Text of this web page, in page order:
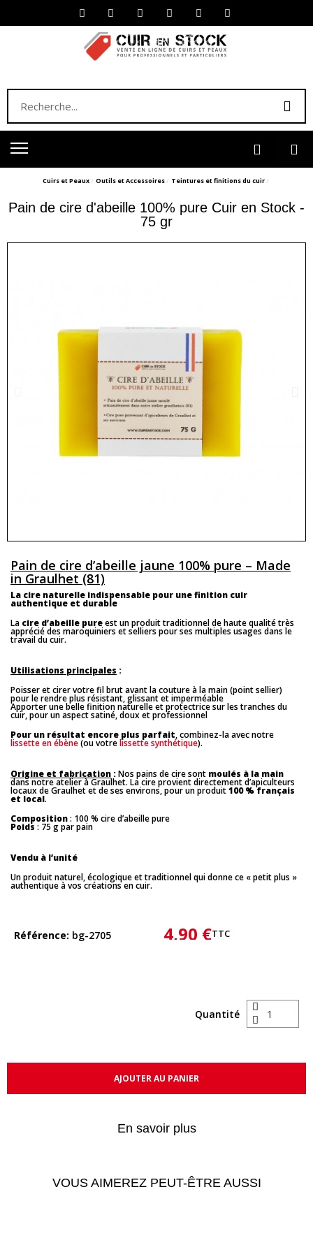
Cuirs et Peaux Outils et Accessoires Teintures et finitions du cuir
Pain de cire d'abeille 100% pure Cuir en Stock -
75 gr
Pain de cire d’abeille jaune 100% pure – Made
in Graulhet (81)
La cire naturelle indispensable pour une finition cuir
authentique et durable
La cire d’abeille pure est un produit traditionnel de haute qualité très
apprécié des maroquiniers et selliers pour ses multiples usages dans le
travail du cuir.
Utilisations principales :
Poisser et cirer votre fil brut avant la couture à la main (point sellier)
pour le rendre plus résistant, glissant et imperméable
Apporter une belle finition naturelle et protectrice sur les tranches du
cuir, pour un aspect satiné, doux et professionnel
Pour un résultat encore plus parfait
lissette en ébène (ou votre lissette synthétique).
Origine et fabrication : Nos pains de cire sont moulés à la main
dans notre atelier à Graulhet. La cire provient directement d’apiculteurs
locaux de Graulhet et de ses environs, pour un produit 100 % français
et local.
Composition: 100 % cire d’abeille pure
Poids : 75 g par pain
Vendu à l’unité
Un produit naturel, écologique et traditionnel qui donne ce « petit plus »
authentique à vos créations en cuir.
Référence bg-2705 4,90 €TTC
Quantité
AJOUTER AU PANIER
En savoir plus
VOUS AIMEREZ PEUT-ÊTRE AUSSI